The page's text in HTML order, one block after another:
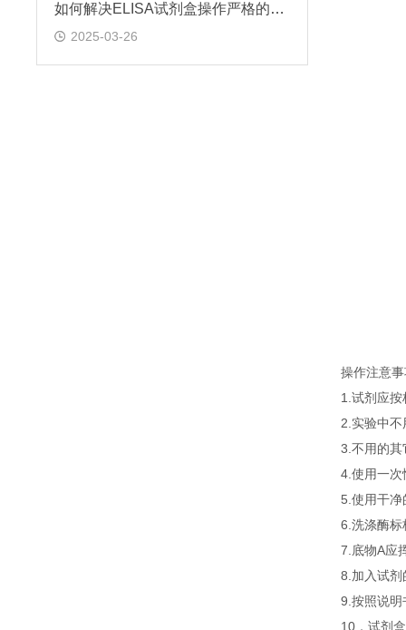
如何解决ELISA试剂盒操作严格的问题
2025-03-26
操作注意
1.试剂应
2.实验中
3.不用的其
4.使用一次
5.使用干净
6.洗涤酶标
7.底物A应
8.加入试剂
9.按照说明
10．试剂